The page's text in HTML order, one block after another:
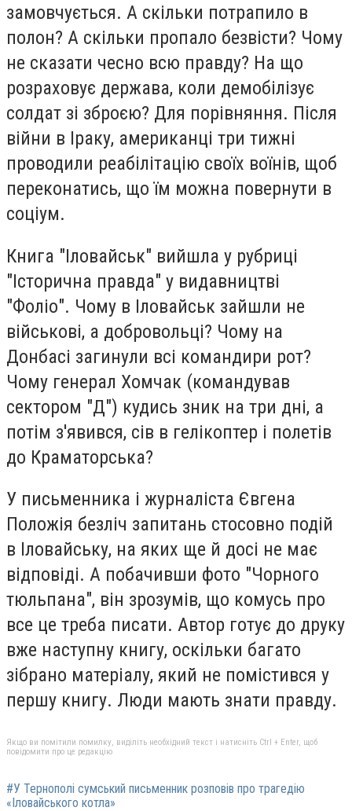
замовчується. А скільки потрапило в
полон? А скільки пропало безвісти? Чому
не сказати чесно всю правду? На що
розраховує держава, коли демобілізує
солдат зі зброєю? Для порівняння. Після
війни в Іраку, американці три тижні
проводили реабілітацію своїх воїнів, щоб
переконатись, що їм можна повернути в
соціум.
Книга "Іловайськ" вийшла у рубриці
"Історична правда" у видавництві
"Фоліо". Чому в Іловайськ зайшли не
військові, а добровольці? Чому на
Донбасі загинули всі командири рот?
Чому генерал Хомчак (командував
сектором "Д") кудись зник на три дні, а
потім з'явився, сів в гелікоптер і полетів
до Краматорська?
У письменника і журналіста Євгена
Положія безліч запитань стосовно подій
в Іловайську, на яких ще й досі не має
відповіді. А побачивши фото "Чорного
тюльпана", він зрозумів, що комусь про
все це треба писати. Автор готує до друку
вже наступну книгу, оскільки багато
зібрано матеріалу, який не помістився у
першу книгу. Люди мають знати правду.
Якщо ви помітили помилку, виділіть необхідний текст і натисніть Ctrl + Enter, щоб
повідомити про це редакцію
#У Тернополі сумський письменник розповів про трагедію
«Іловайського котла»